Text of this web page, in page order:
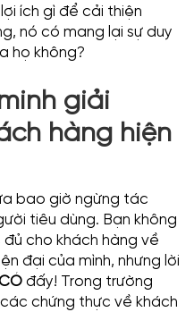
ích gì để cải thiện
nó có mang lại sự duy
họ không?
giải
hàng hiện
bao giờ ngừng tác
tiêu dùng. Bạn không
cho khách hàng về
đại của mình, nhưng lời
đấy! Trong trường
chứng thực về khách